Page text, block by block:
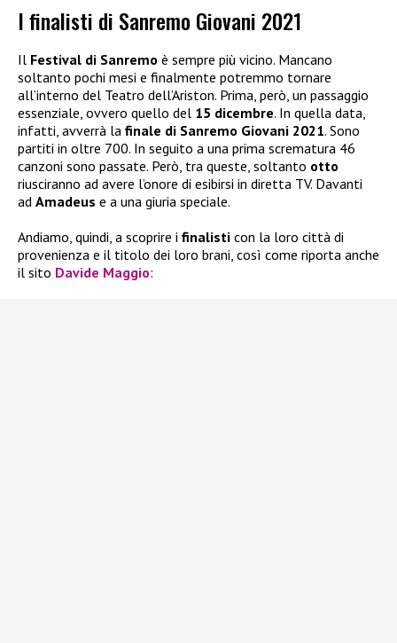
I finalisti di Sanremo Giovani 2021
Il Festival di Sanremo è sempre più vicino. Mancano
soltanto pochi mesi e finalmente potremmo tornare
all’interno del Teatro dell’Ariston. Prima, però, un passaggio
essenziale, ovvero quello del 15 dicembre. In quella data,
infatti, avverrà la finale di Sanremo Giovani 2021. Sono
partiti in oltre 700. In seguito a una prima scrematura 46
canzoni sono passate. Però, tra queste, soltanto otto
riusciranno ad avere l’onore di esibirsi in diretta TV. Davanti
ad Amadeus e a una giuria speciale.
Andiamo, quindi, a scoprire i finalisti con la loro città di
provenienza e il titolo dei loro brani, così come riporta anche
il sito Davide Maggio: